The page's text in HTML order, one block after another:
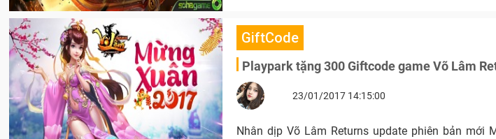
GiftCode
Playpark tặng 300 Giftcode game Võ Lâm
23/01/2017 14:15:00
Nhân dịp Võ Lâm Returns update phiên bản mới